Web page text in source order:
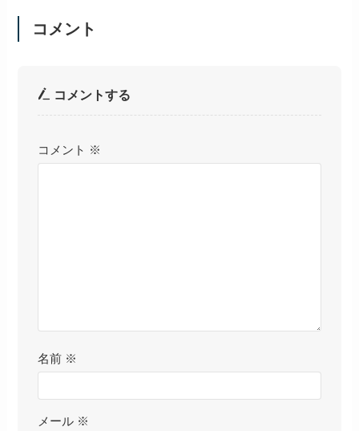
コメント
コメントする
コメント ※
名前 ※
メール ※